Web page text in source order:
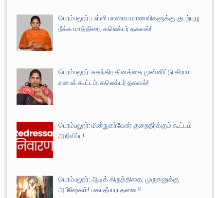
பெரம்பலூர்: பள்ளி மாணவ மாணவிகளுக்கு குடற்புழு
நீக்க மாத்திரை; கலெக்டர் தகவல்!
பெரம்பலூர்: சுதந்திர தினத்தை முன்னிட்டு கிராம
சபைக் கூட்டம்; கலெக்டர் தகவல்!
பெரம்பலூர்: மின்நுகர்வோர் குறைதீர்க்கும் கூட்டம்
அறிவிப்பு!
பெரம்பலூர்: ஆடிக் கிருத்திகை; முருகனுக்கு
அபிஷேகம்! மகாதீபாராதனை!!